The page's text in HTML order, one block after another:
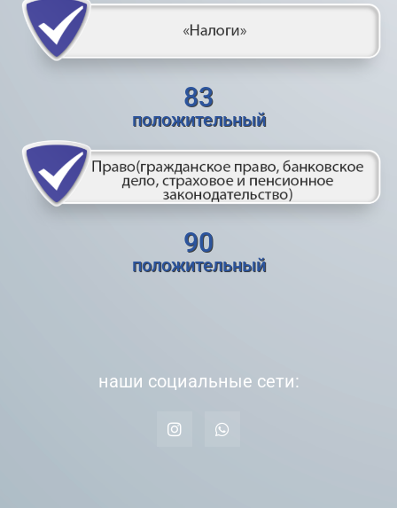
83
положительный
90
положительный
наши социальные сети: